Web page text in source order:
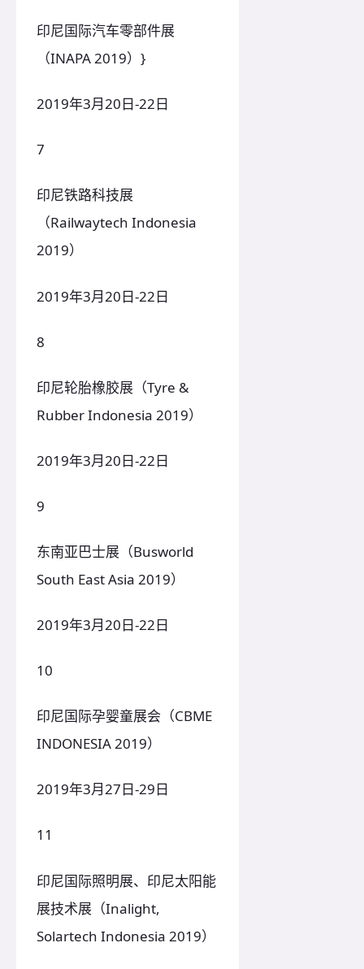
印尼国际汽车零部件展
（INAPA 2019）}
2019年3月20日-22日
7
印尼铁路科技展
（Railwaytech Indonesia
2019）
2019年3月20日-22日
8
印尼轮胎橡胶展（Tyre &
Rubber Indonesia 2019）
2019年3月20日-22日
9
东南亚巴士展（Busworld
South East Asia 2019）
2019年3月20日-22日
10
印尼国际孕婴童展会（CBME
INDONESIA 2019）
2019年3月27日-29日
11
印尼国际照明展、印尼太阳能
展技术展（Inalight,
Solartech Indonesia 2019）